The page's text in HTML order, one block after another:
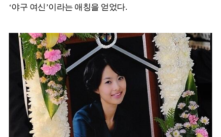
‘야구 여신’이라는 애칭을 얻었다.